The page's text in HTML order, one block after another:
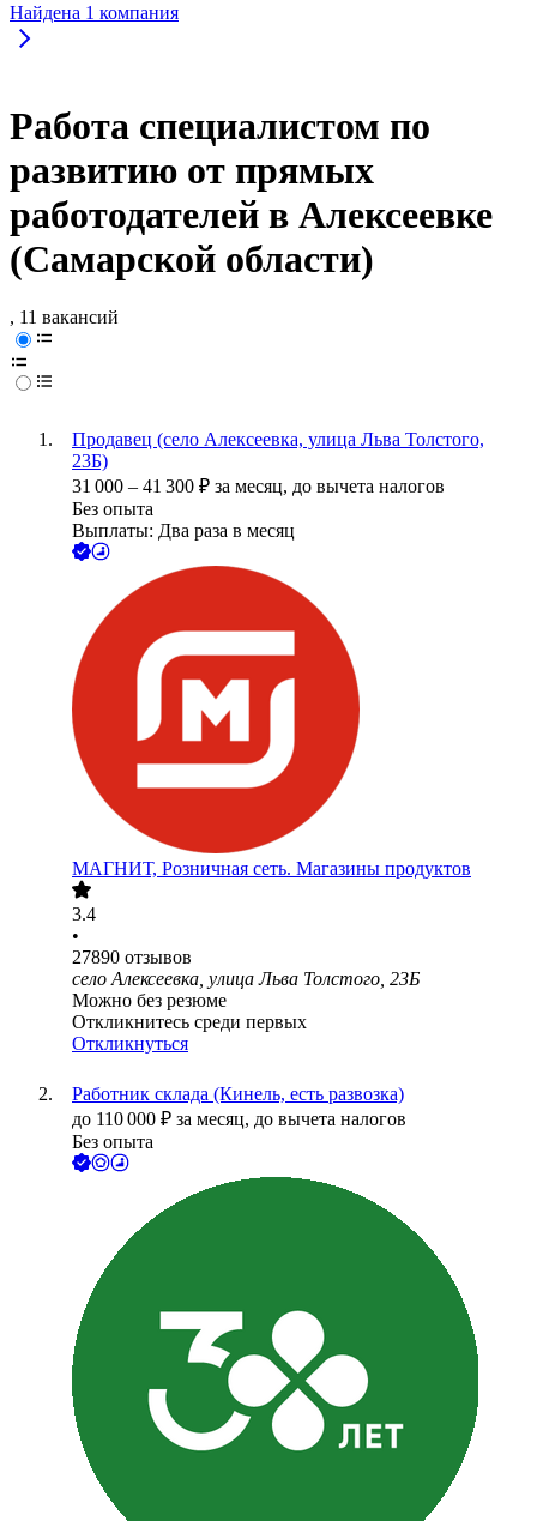
Найдена 1 компания
Работа специалистом по
развитию от прямых
работодателей в Алексеевке
(Самарской области)
, 11 вакансий
Продавец (село Алексеевка, улица Льва Толстого,
23Б)
31 000 – 41 300 ₽ за месяц, до вычета налогов
Без опыта
Выплаты: Два раза в месяц
МАГНИТ, Розничная сеть. Магазины продуктов
3.4
•
27890 отзывов
село Алексеевка, улица Льва Толстого, 23Б
Можно без резюме
Откликнитесь среди первых
Откликнуться
Работник склада (Кинель, есть развозка)
до 110 000 ₽ за месяц, до вычета налогов
Без опыта